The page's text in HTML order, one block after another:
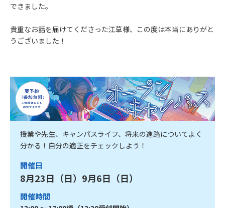
できました。
貴重なお話を届けてくださった江草様、この度は本当にありがと
うございました！
授業や先生、キャンパスライフ、将来の進路についてよく
分かる！自分の適正をチェックしよう！
開催日
8月23日（日）9月6日（日）
開催時間